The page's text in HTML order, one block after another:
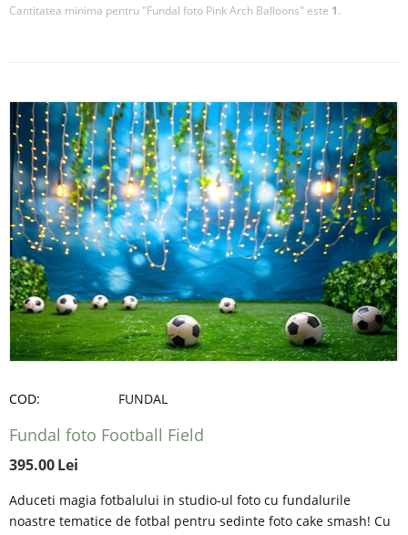
Cantitatea minima pentru "Fundal foto Pink Arch Balloons" este 1.
COD: FUNDAL
Fundal foto Football Field
395.00Lei
Aduceti magia fotbalului in studio-ul foto cu fundalurile
noastre tematice de fotbal pentru sedinte foto cake smash! Cu